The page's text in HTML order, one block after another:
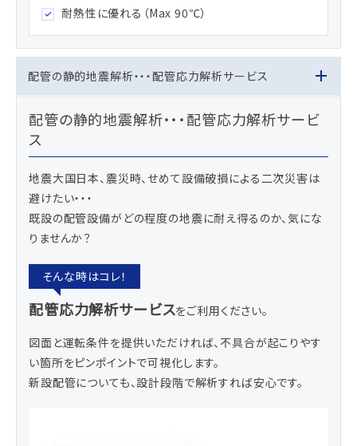
耐熱性に優れる（Max 90℃）
配管の静的地震解析・・・配管応力解析サービス
配管の静的地震解析・・・配管応力解析サービ
ス
地震大国日本、震災時、せめて設備破損による二次災害は
避けたい・・・
既設の配管設備がどの程度の地震に耐え得るのか、気にな
りませんか？
配管応力解析サービスをご利用ください。
図面と運転条件を提供いただければ、不具合が起こりやす
い箇所をピンポイントで可視化します。
新設配管についても、設計段階で解析すれば安心です。